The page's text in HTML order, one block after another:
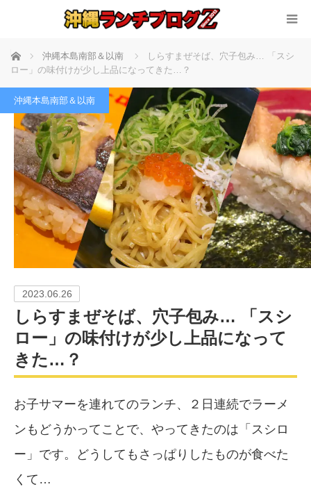
ホーム 沖縄本島南部＆以南
しらすまぜそば、穴子包み… 「スシ
ロー」の味付けが少し上品になってきた…？
沖縄本島南部＆以南
2023.06.26
しらすまぜそば、穴子包み… 「スシ
ロー」の味付けが少し上品になって
きた…？
お子サマーを連れてのランチ、２日連続でラーメ
ンもどうかってことで、やってきたのは「スシロ
ー」です。どうしてもさっぱりしたものが食べた
くて…